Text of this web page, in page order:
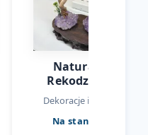
Naturalne
Rekodzielo Z
Ametystu Drzewko
Driady
Dekoracje i ozdoby
Na stanie: 20